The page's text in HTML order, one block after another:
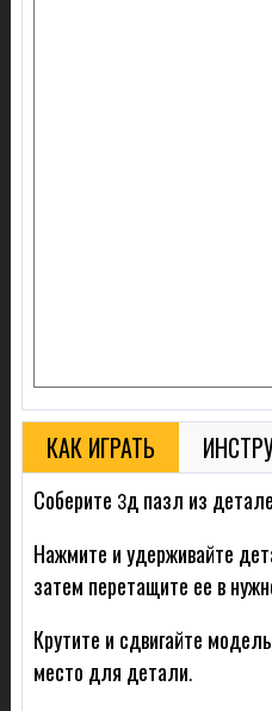
КАК ИГРАТЬ
Соберите 3д пазл из
Нажмите и удерживайте
затем перетащите ее в
Крутите и сдвигайте
место для детали.